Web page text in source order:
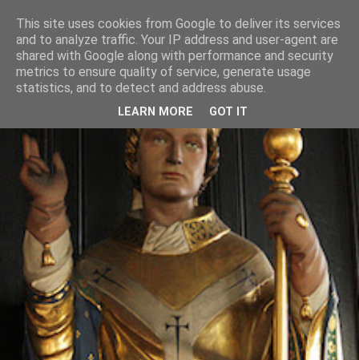
This site uses cookies from Google to deliver its services
and to analyze traffic. Your IP address and user-agent are
shared with Google along with performance and security
metrics to ensure quality of service, generate usage
statistics, and to detect and address abuse.
LEARN MORE GOT IT